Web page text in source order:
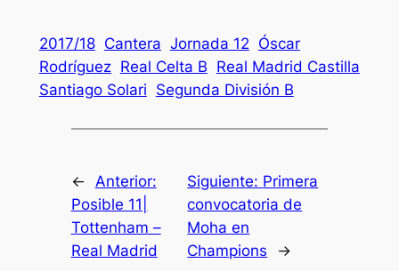
2017/18 Cantera Jornada 12 Óscar
Rodríguez Real Celta B Real Madrid Castilla
Santiago Solari Segunda División B
← Anterior:
Posible 11|
Tottenham –
Real Madrid
Siguiente: Primera
convocatoria de
Moha en
Champions
→